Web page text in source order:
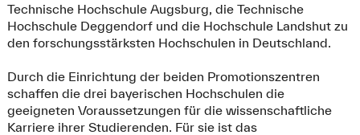
Technische Hochschule Augsburg, die Technische
Hochschule Deggendorf und die Hochschule Landshut zu
den forschungsstärksten Hochschulen in Deutschland.
Durch die Einrichtung der beiden Promotionszentren
schaffen die drei bayerischen Hochschulen die
geeigneten Voraussetzungen für die wissenschaftliche
Karriere ihrer Studierenden. Für sie ist das